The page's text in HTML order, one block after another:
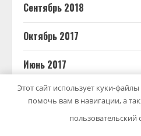
Сентябрь 2018
Октябрь 2017
Июнь 2017
Май 2017
Этот сайт использует куки-
помочь вам в навигации, а
пользовательский